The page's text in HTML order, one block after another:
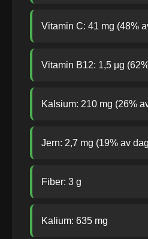
Vitamin C: 41 mg (48%
Vitamin B12: 1,5 µg
Kalsium: 210 mg (26%
Jern: 2,7 mg (19% av
Fiber: 3 g
Kalium: 635 mg